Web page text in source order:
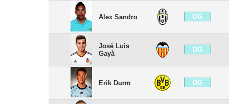
Alex Sandro DG
José Luis
Gayà
DG
Erik Durm DG